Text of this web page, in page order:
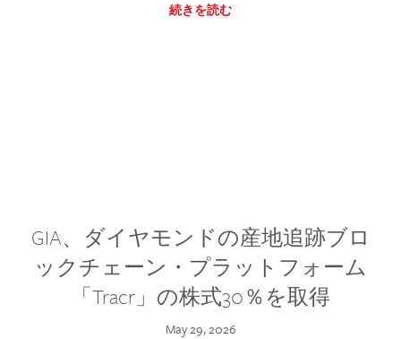
続きを読む
GIA、ダイヤモンドの産地追跡ブロ
ックチェーン・プラットフォーム
「Tracr」の株式30％を取得
May 29, 2026